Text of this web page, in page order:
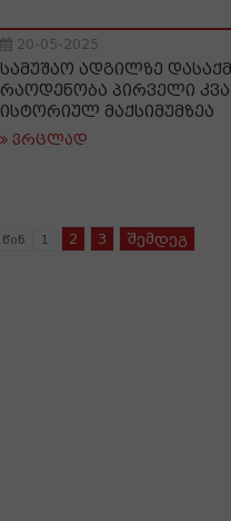
20-05-2025
სამუშაო ადგილზე
რაოდენობა პირველი
ისტორიულ მაქსიმუმზეა
ვრცლად
წინ 1 2 3 შემდეგ